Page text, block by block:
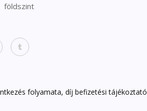
földszint
folyamata, díj befizetési tájékoztató